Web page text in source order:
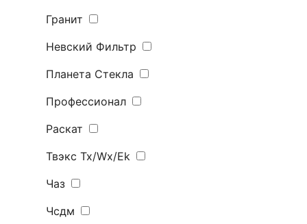
Гранит
Невский Фильтр
Планета Стекла
Профессионал
Раскат
Твэкс Tx/Wx/Ek
Чаз
Чсдм